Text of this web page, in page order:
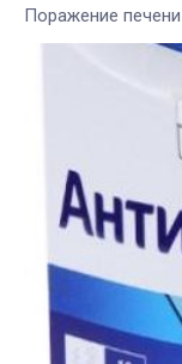
Поражение